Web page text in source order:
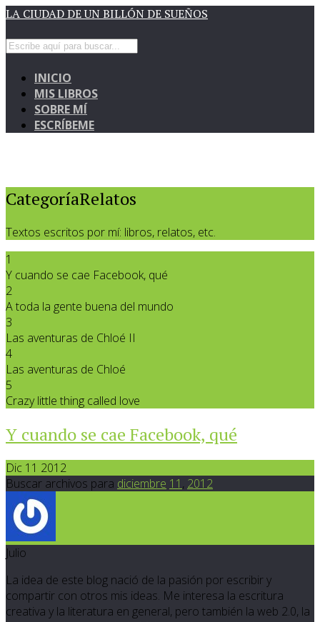
LA CIUDAD DE UN BILLÓN DE SUEÑOS
INICIO
MIS LIBROS
SOBRE MÍ
ESCRÍBEME
CategoríaRelatos
Textos escritos por mí: libros, relatos, etc.
1
Y cuando se cae Facebook, qué
2
A toda la gente buena del mundo
3
Las aventuras de Chloé II
4
Las aventuras de Chloé
5
Crazy little thing called love
Y cuando se cae Facebook, qué
Dic 11 2012
Buscar archivos para diciembre 11 , 2012
Julio
La idea de este blog nació de la pasión por escribir y
compartir con otros mis ideas. Me interesa la escritura
creativa y la literatura en general, pero también la web 2.0, la